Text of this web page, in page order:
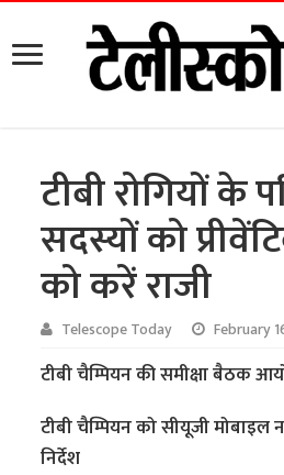
टीबी रोगियों के
सदस्यों को
को करें राजी
Telescope Today February
टीबी चैम्पियन की समीक्षा बैठक
टीबी चैम्पियन को सीयूजी मोबाइल
निर्देश